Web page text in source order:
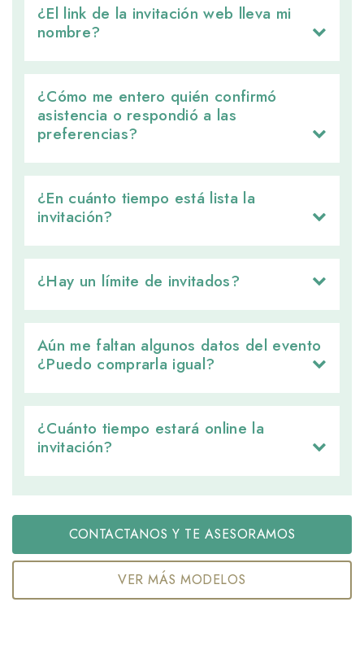
¿El link de la invitación web lleva mi
nombre?
¿Cómo me entero quién confirmó
asistencia o respondió a las
preferencias?
¿En cuánto tiempo está lista la
invitación?
¿Hay un límite de invitados?
Aún me faltan algunos datos del evento
¿Puedo comprarla igual?
¿Cuánto tiempo estará online la
invitación?
CONTACTANOS Y TE ASESORAMOS
VER MÁS MODELOS